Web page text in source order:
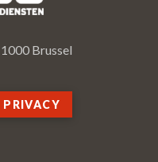
Brussel